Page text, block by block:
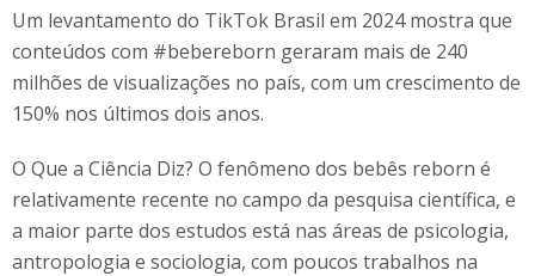
Um levantamento do TikTok Brasil em 2024 mostra que
conteúdos com #bebereborn geraram mais de 240
milhões de visualizações no país, com um crescimento de
150% nos últimos dois anos.
O Que a Ciência Diz? O fenômeno dos bebês reborn é
relativamente recente no campo da pesquisa científica, e
a maior parte dos estudos está nas áreas de psicologia,
antropologia e sociologia, com poucos trabalhos na